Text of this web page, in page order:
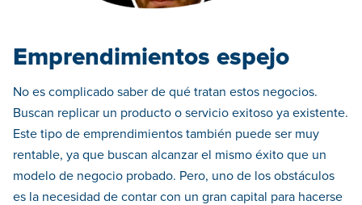
Emprendimientos espejo
No es complicado saber de qué tratan estos negocios.
Buscan replicar un producto o servicio exitoso ya existente.
Este tipo de emprendimientos también puede ser muy
rentable, ya que buscan alcanzar el mismo éxito que un
modelo de negocio probado. Pero, uno de los obstáculos
es la necesidad de contar con un gran capital para hacerse